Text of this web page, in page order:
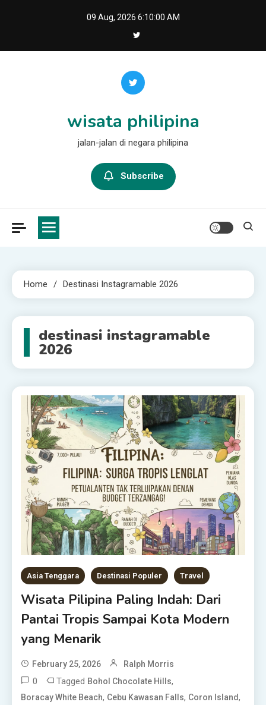
09 Aug, 2026 6:10:00 AM
wisata philipina
jalan-jalan di negara philipina
Subscribe
Home Destinasi Instagramable 2026
destinasi instagramable
2026
Asia Tenggara Destinasi Populer Travel
Wisata Pilipina Paling Indah: Dari
Pantai Tropis Sampai Kota Modern
yang Menarik
February 25, 2026 Ralph Morris
0 Tagged Bohol Chocolate Hills,
Boracay White Beach, Cebu Kawasan Falls, Coron Island,